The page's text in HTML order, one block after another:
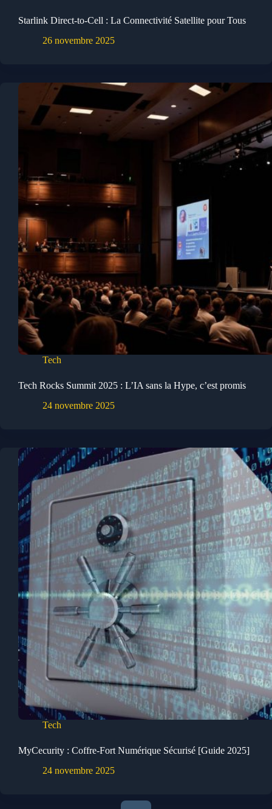
Starlink Direct-to-Cell : La Connectivité Satellite pour Tous
26 novembre 2025
Tech
Tech Rocks Summit 2025 : L’IA sans la Hype, c’est promis
24 novembre 2025
Tech
MyCecurity : Coffre-Fort Numérique Sécurisé [Guide 2025]
24 novembre 2025